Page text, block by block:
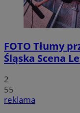
FOTO Tłumy
Śląska Scena
2
55
reklama